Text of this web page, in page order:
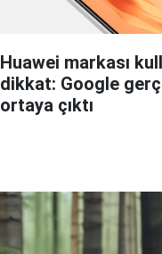
Huawei markası
dikkat: Google
ortaya çıktı